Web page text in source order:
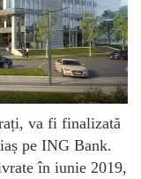
va fi finalizată
pe ING Bank.
în iunie 2019,